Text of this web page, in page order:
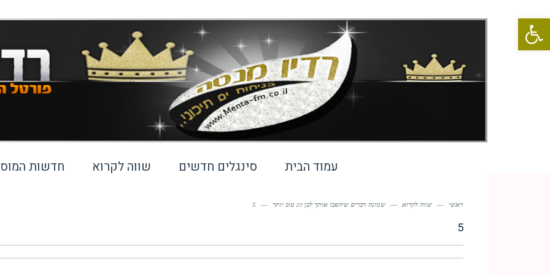
פתח סרגל נגישות
עמוד הבית סינגלים חדשים שווה לקרוא חדשות
ראשי — שווה לקרוא — שמונה דברים שיהפכו אותך לבן זוג טוב יותר —
5
5